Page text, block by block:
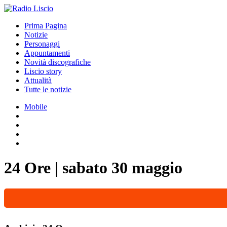
Prima Pagina
Notizie
Personaggi
Appuntamenti
Novità discografiche
Liscio story
Attualità
Tutte le notizie
Mobile
24 Ore | sabato 30 maggio